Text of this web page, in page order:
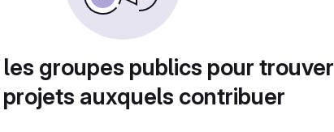
groupes publics pour trouver
auxquels contribuer